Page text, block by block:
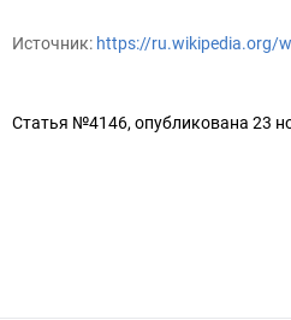
Источник: https://ru.wikipedia.org/
Статья №4146, опубликована 23